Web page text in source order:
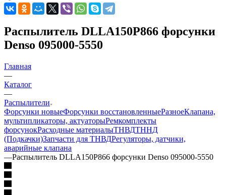
Распылитель DLLA150P866 форсунки
Denso 095000-5550
Главная
—
Каталог
—
Распылители
Форсунки новыеФорсунки восстановленныеРазноеКлапана,
мультипликаторы, актуаторыРемкомплекты
форсунокРасходные материалыТНВДТННД
(Подкачки)Запчасти для ТНВДРегуляторы, датчики,
аварийные клапана
—Распылитель DLLA150P866 форсунки Denso 095000-5550